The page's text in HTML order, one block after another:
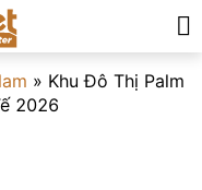
» Khu Đô Thị Palm
2026